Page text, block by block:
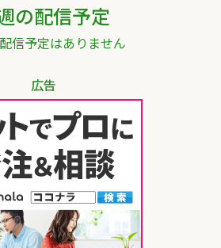
の配信予定
信予定はありません
広告